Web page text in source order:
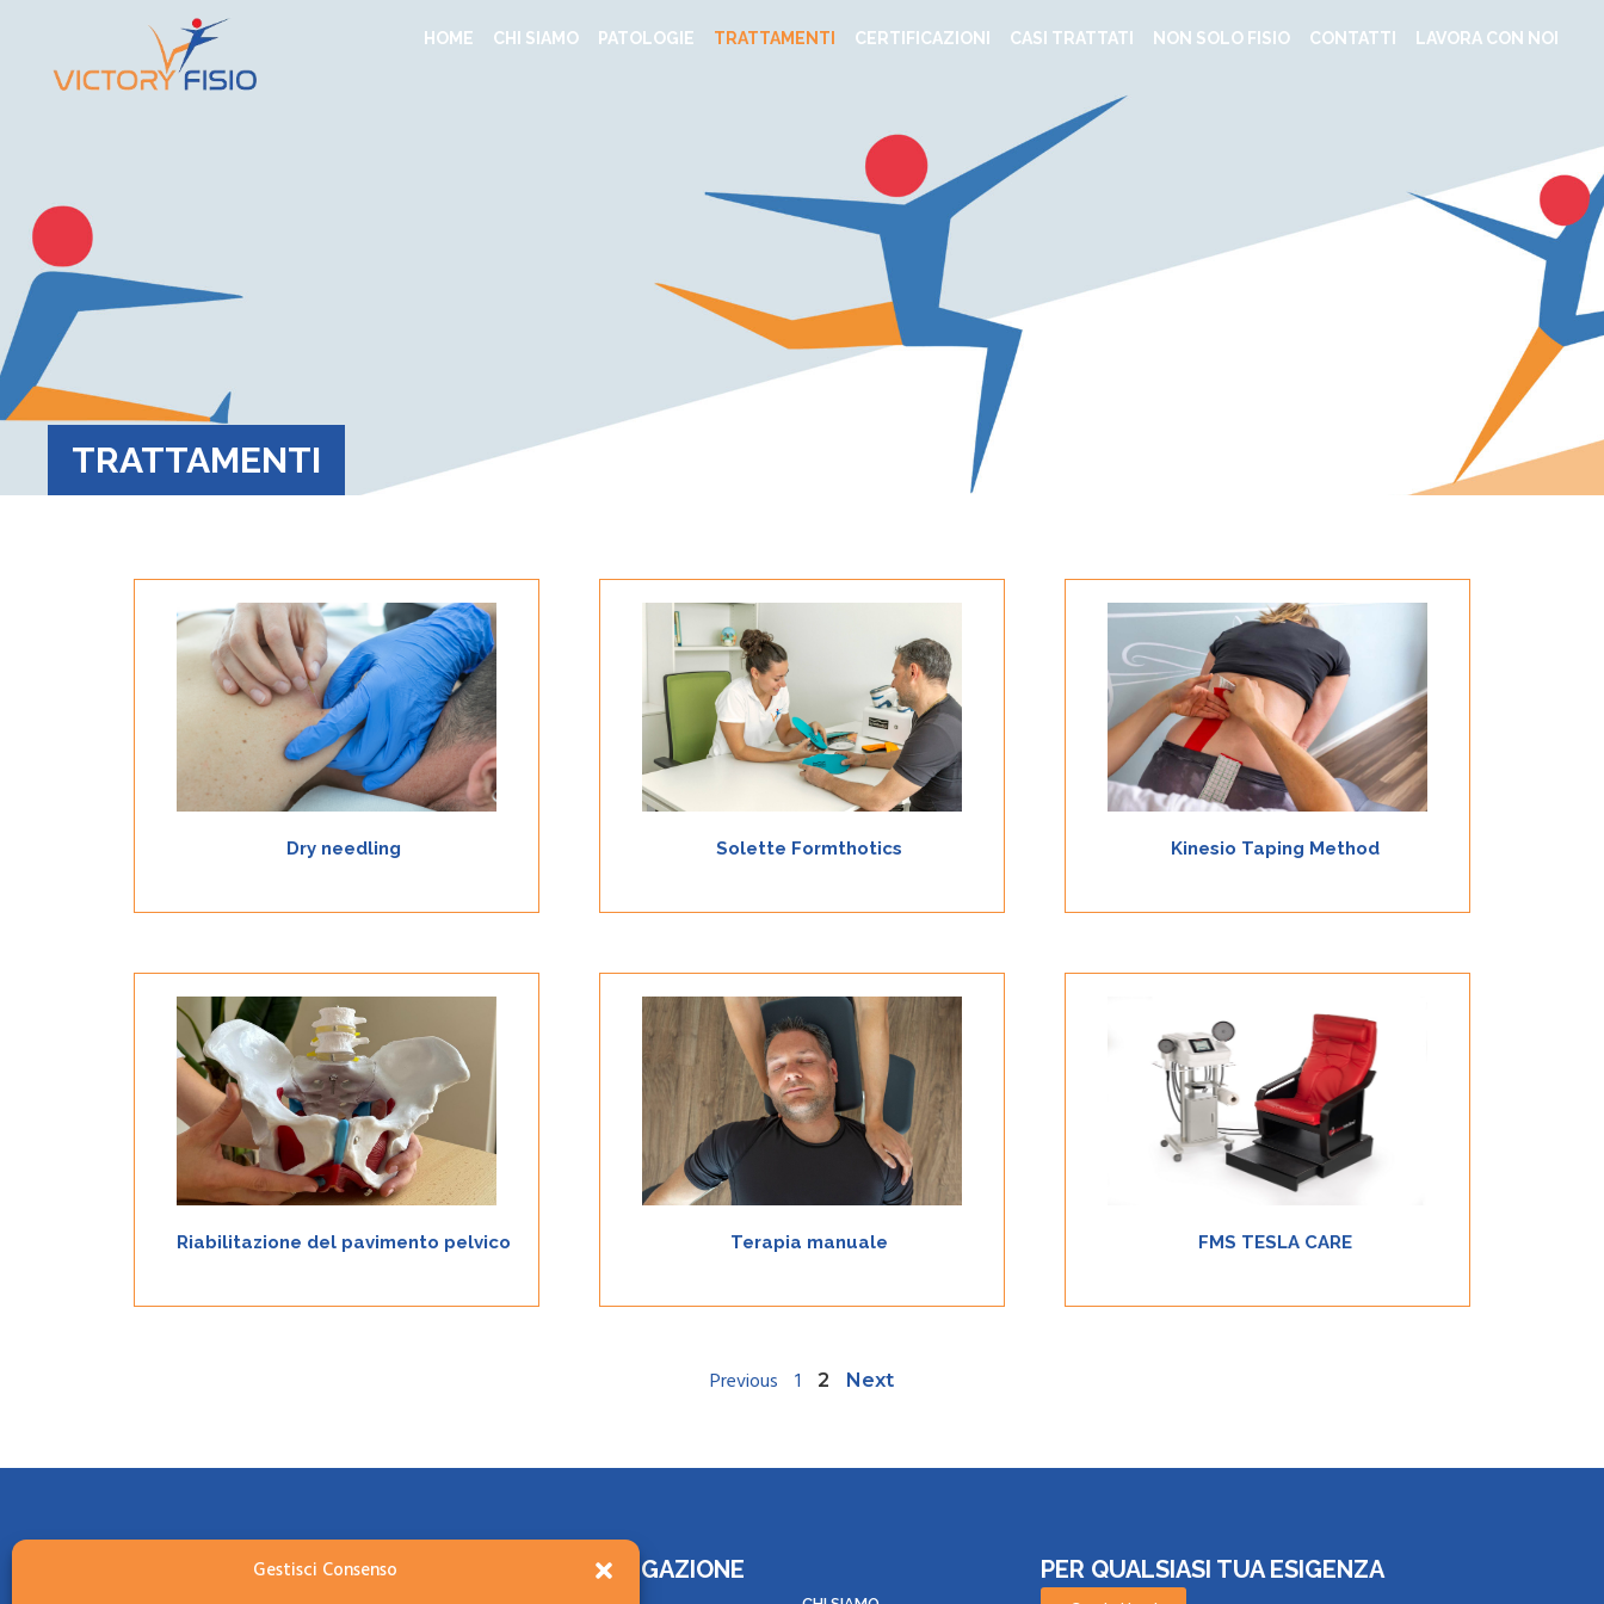
Gestisci Consenso
HOME CHI SIAMO PATOLOGIE TRATTAMENTI CERTIFICAZIONI CASI TRATTATI NON SOLO FISIO CONTATTI LAVORA CON NOI
TRATTAMENTI
Dry needling
Dry Needling è una forma di trattamento molto
efficace nella gestione della sindrome da dolore
miofasciale causata da particolari disfunzioni
muscolari, trigger point, che provocano dolore
locale e riferito.
Solette Formthotics
I Formthotics sono delle solette prodotte dalla Foot
Science International in Nuova Zelanda.
Scopri
Kinesio Taping Method
Il Kinesio Taping Method è un metodo di
trattamento che sfrutta un cerotto, studiato dal
Dott. Kase, con determinate caratteristiche uniche e
particolari quali: elasticità, tensione, ritorno elastico
e trama del cerotto stesso (simile alla nostra
impronta digitale).
Riabilitazione del pavimento pelvico
La riabilitazione del pavimento pelvico ha come
obiettivo quello di ridurre e/o risolvere i sintomi
causati dalle disfunzioni del pavimento pelvico, che
spesso vanno ad incidere negativamente sulle qualità
di vita del paziente, modificandone abitudini, attività
e talvolta anche le relazioni sociali ed interpersonali.
Terapia manuale
La fisioterapia è una branca della medicina che si
occupa di prevenzione, cura e mantenimento della
salute del paziente riguardo l’apparato
muscoloscheletrico, neurologico, fasciale e viscerale.
Scopri
FMS TESLA CARE
FMS TESLA CARE TESLA CARE è il dispositivo a 4
canali più completo della tecnologia di Stimolazione
funzionale magnetica. Dotato di poltrona per il
trattamento di tutte le disfunzioni pelvi-perineali
(con doppi applicatori), di generatore per
trattamenti neurofisioterapici corredato di 2
applicatori di diversa dimensione e braccio snodabile
su stativo porta applicatore.
Scopri
Previous 1 2 Next
NAVIGAZIONE PER QUALSIASI TUA ESIGENZA